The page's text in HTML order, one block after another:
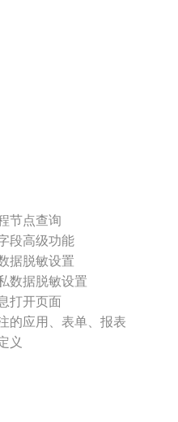
节点查询
段高级功能
据脱敏设置
数据脱敏设置
打开页面
的应用、表单、报表
义